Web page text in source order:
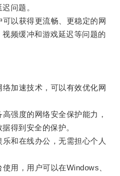
问题。
以获得更流畅、更稳定的网
频缓冲和游戏延迟等问题的
加速技术，可以有效优化网
度的网络安全保护能力，
得到安全的保护。
和在线办公，无需担心个人
，用户可以在Windows、